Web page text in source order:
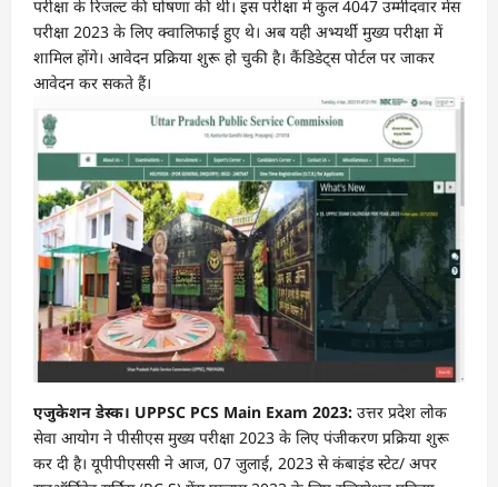
परीक्षा के रिजल्‍ट की घोषणा की थी। इस परीक्षा में कुल 4047 उम्मीदवार मेंस
परीक्षा 2023 के लिए क्‍वालिफाई हुए थे। अब यही अभ्यर्थी मुख्य परीक्षा में
शामिल होंगे। आवेदन प्रक्रिया शुरू हो चुकी है। कैंडिडेट्स पोर्टल पर जाकर
आवेदन कर सकते हैं।
एजुकेशन डेस्क। UPPSC PCS Main Exam 2023: उत्तर प्रदेश लोक
सेवा आयोग ने पीसीएस मुख्य परीक्षा 2023 के लिए पंजीकरण प्रक्रिया शुरू
कर दी है। यूपीपीएससी ने आज, 07 जुलाई, 2023 से कंबाइंड स्टेट/ अपर